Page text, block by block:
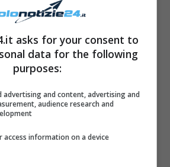
asks for your consent to
data for the following
purposes:
advertising and content, advertising and
audience research and
access information on a device